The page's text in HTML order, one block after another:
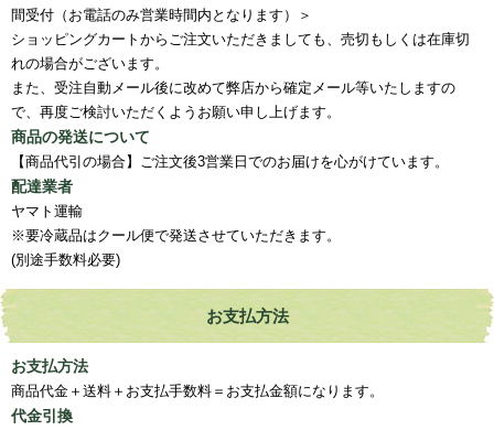
間受付（お電話のみ営業時間内となります）＞
ショッピングカートからご注文いただきましても、売切もしくは在庫切
れの場合がございます。
また、受注自動メール後に改めて弊店から確定メール等いたしますの
で、再度ご検討いただくようお願い申し上げます。
商品の発送について
【商品代引の場合】ご注文後3営業日でのお届けを心がけています。
配達業者
ヤマト運輸
※要冷蔵品はクール便で発送させていただきます。
(別途手数料必要)
お支払方法
お支払方法
商品代金＋送料＋お支払手数料＝お支払金額になります。
代金引換